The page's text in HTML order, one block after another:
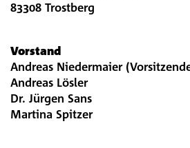
83308 Trostberg
Vorstand
Andreas Niedermaier
Andreas Lösler
Dr. Jürgen Sans
Martina Spitzer